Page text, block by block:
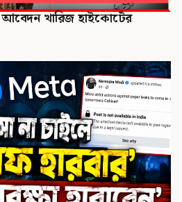
আবেদন খারিজ হাইকোর্টের